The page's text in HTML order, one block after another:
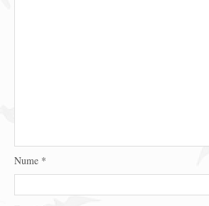
Nume *